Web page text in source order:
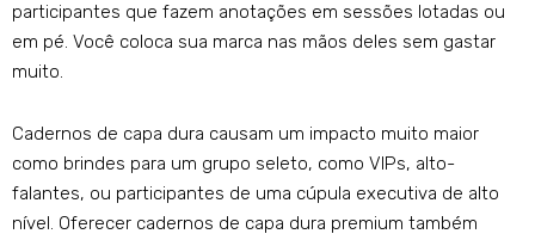
participantes que fazem anotações em sessões lotadas ou
em pé. Você coloca sua marca nas mãos deles sem gastar
muito.
Cadernos de capa dura causam um impacto muito maior
como brindes para um grupo seleto, como VIPs, alto-
falantes, ou participantes de uma cúpula executiva de alto
nível. Oferecer cadernos de capa dura premium também